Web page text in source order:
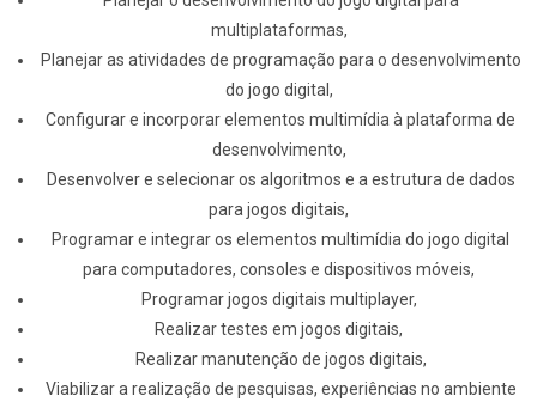
multiplataformas,
Planejar as atividades de programação para o desenvolvimento
do jogo digital,
Configurar e incorporar elementos multimídia à plataforma de
desenvolvimento,
Desenvolver e selecionar os algoritmos e a estrutura de dados
para jogos digitais,
Programar e integrar os elementos multimídia do jogo digital
para computadores, consoles e dispositivos móveis,
Programar jogos digitais multiplayer,
Realizar testes em jogos digitais,
Realizar manutenção de jogos digitais,
Viabilizar a realização de pesquisas, experiências no ambiente